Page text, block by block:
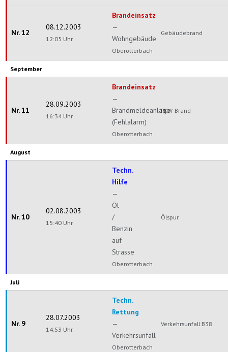
Nr. 12
08.12.2003
12:05 Uhr
Brandeinsatz
—
Wohngebäude
Oberotterbach
Gebäudebrand
September
Nr. 11
28.09.2003
16:34 Uhr
Brandeinsatz
—
Brandmeldeanlage
(Fehlalarm)
Oberotterbach
PKW-Brand
August
Nr. 10
02.08.2003
15:40 Uhr
Techn.
Hilfe
—
Öl
/
Benzin
auf
Strasse
Oberotterbach
Ölspur
Juli
Nr. 9
28.07.2003
14:53 Uhr
Techn.
Rettung
—
Verkehrsunfall
Oberotterbach
Verkehrsunfall B38